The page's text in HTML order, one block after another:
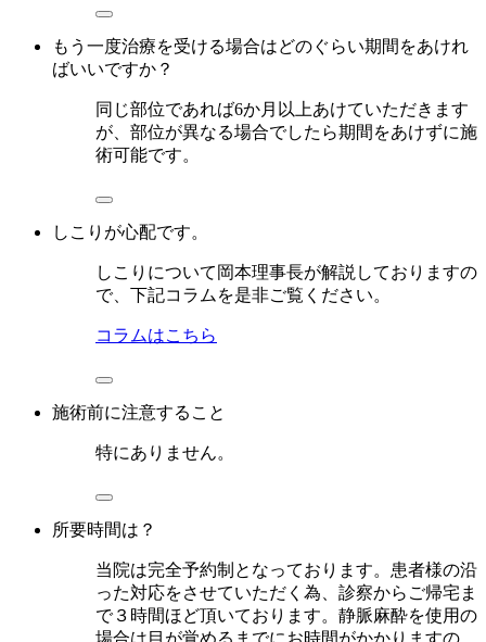
もう一度治療を受ける場合はどのぐらい期間をあけれ
ばいいですか？
同じ部位であれば6か月以上あけていただきます
が、部位が異なる場合でしたら期間をあけずに施
術可能です。
しこりが心配です。
しこりについて岡本理事長が解説しておりますの
で、下記コラムを是非ご覧ください。
コラムはこちら
施術前に注意すること
特にありません。
所要時間は？
当院は完全予約制となっております。患者様の沿
った対応をさせていただく為、診察からご帰宅ま
で３時間ほど頂いております。静脈麻酔を使用の